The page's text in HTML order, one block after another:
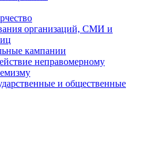
организаций, СМИ и
кампании
неправомерному
и общественные